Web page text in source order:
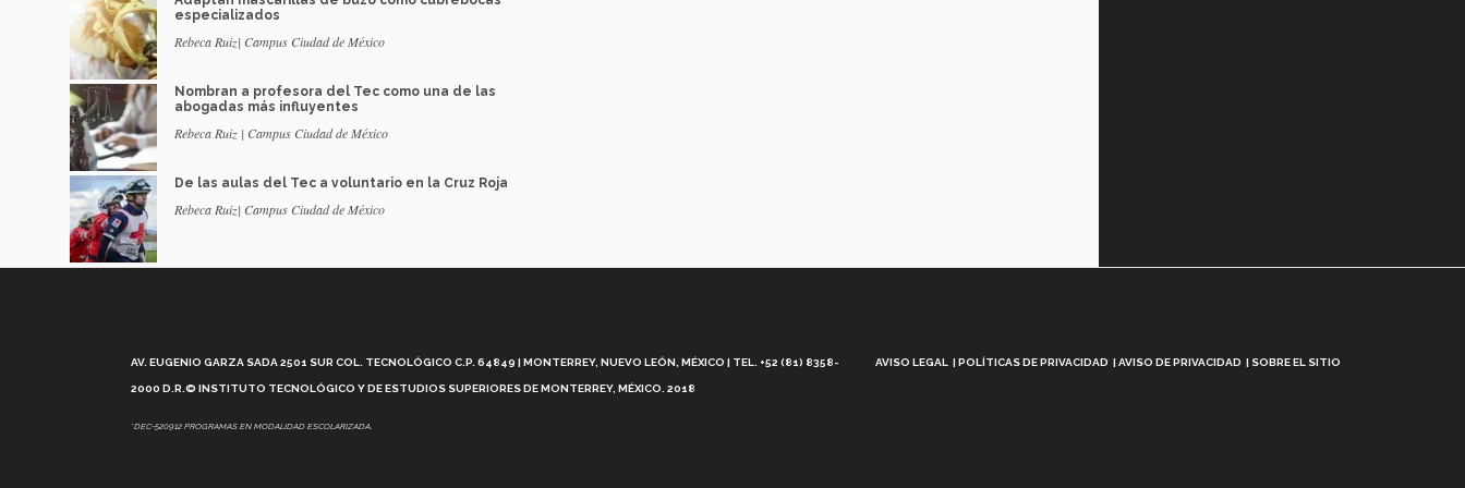
especializados
Rebeca Ruiz| Campus Ciudad de México
Nombran a profesora del Tec como una de las
abogadas más influyentes
Rebeca Ruiz | Campus Ciudad de México
De las aulas del Tec a voluntario en la Cruz Roja
Rebeca Ruiz| Campus Ciudad de México
AV. EUGENIO GARZA SADA 2501 SUR COL. TECNOLÓGICO C.P. 64849 | MONTERREY, NUEVO LEÓN, MÉXICO | TEL. +52 (81) 8358-
2000 D.R.© INSTITUTO TECNOLÓGICO Y DE ESTUDIOS SUPERIORES DE MONTERREY, MÉXICO. 2018
*DEC-520912 PROGRAMAS EN MODALIDAD ESCOLARIZADA.
AVISO LEGAL POLÍTICAS DE PRIVACIDAD AVISO DE PRIVACIDAD SOBRE EL SITIO